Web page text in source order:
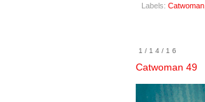
Labels: Catwoman
1/14/16
Catwoman 49